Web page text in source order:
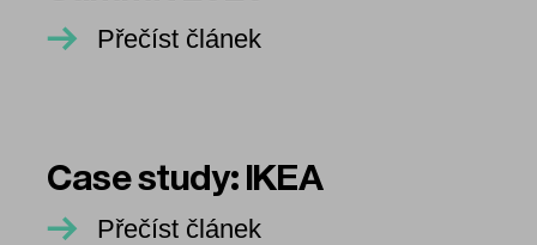
Přečíst článek
Case study: IKEA
Přečíst článek